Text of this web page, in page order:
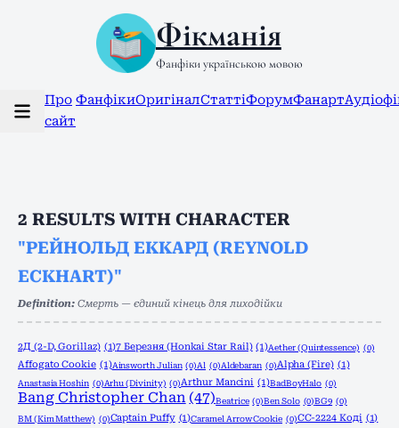
Фікманія
Фанфіки українською мовою
Про
сайт
ФанфікиОригіналСтаттіФорумФанарт
2 RESULTS WITH CHARACTER
"РЕЙНОЛЬД ЕККАРД (REYNOLD
ECKHART)"
Definition: Смерть — єдиний кінець для лиходійки
2Д (2-D, Gorillaz) (1)7 Березня (Honkai Star Rail) (1)Aether (Quintessence) (0)
Affogato Cookie (1)Ainsworth Julian (0)Al (0)Aldebaran (0)Alpha (Fire) (1)
Anastasia Hoshin (0)Arhu (Divinity) (0)Arthur Mancini (1)BadBoyHalo (0)
Bang Christopher Chan (47)Beatrice (0)Ben Solo (0)BG9 (0)
BM (Kim Matthew) (0)Captain Puffy (1)Caramel Arrow Cookie (0)CC-2224 Коді (1)